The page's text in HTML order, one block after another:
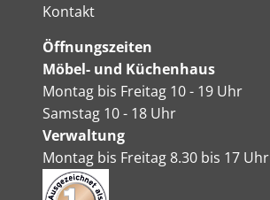
Kontakt
Öffnungszeiten
Möbel- und Küchenhaus
Montag bis Freitag 10 - 19 Uhr
Samstag 10 - 18 Uhr
Verwaltung
Montag bis Freitag 8.30 bis 17 Uhr